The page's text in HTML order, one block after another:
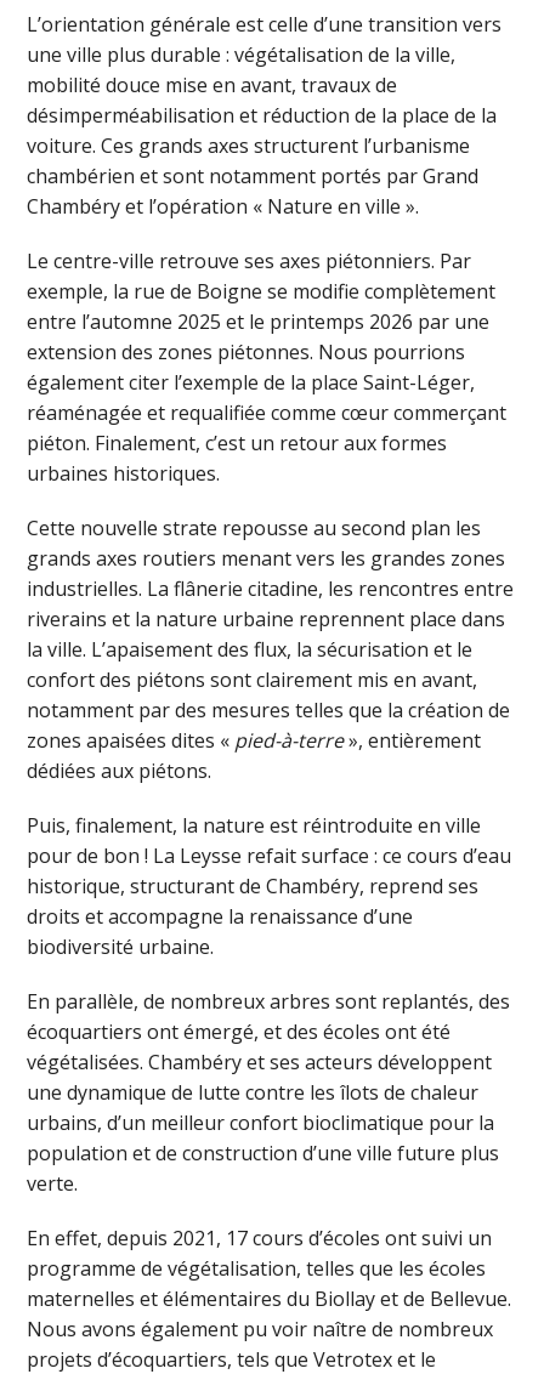
L’orientation générale est celle d’une transition vers
une ville plus durable : végétalisation de la ville,
mobilité douce mise en avant, travaux de
désimperméabilisation et réduction de la place de la
voiture. Ces grands axes structurent l’urbanisme
chambérien et sont notamment portés par Grand
Chambéry et l’opération « Nature en ville ».
Le centre-ville retrouve ses axes piétonniers. Par
exemple, la rue de Boigne se modifie complètement
entre l’automne 2025 et le printemps 2026 par une
extension des zones piétonnes. Nous pourrions
également citer l’exemple de la place Saint-Léger,
réaménagée et requalifiée comme cœur commerçant
piéton. Finalement, c’est un retour aux formes
urbaines historiques.
Cette nouvelle strate repousse au second plan les
grands axes routiers menant vers les grandes zones
industrielles. La flânerie citadine, les rencontres entre
riverains et la nature urbaine reprennent place dans
la ville. L’apaisement des flux, la sécurisation et le
confort des piétons sont clairement mis en avant,
notamment par des mesures telles que la création de
zones apaisées dites « pied-à-terre», entièrement
dédiées aux piétons.
Puis, finalement, la nature est réintroduite en ville
pour de bon ! La Leysse refait surface : ce cours d’eau
historique, structurant de Chambéry, reprend ses
droits et accompagne la renaissance d’une
biodiversité urbaine.
En parallèle, de nombreux arbres sont replantés, des
écoquartiers ont émergé, et des écoles ont été
végétalisées. Chambéry et ses acteurs développent
une dynamique de lutte contre les îlots de chaleur
urbains, d’un meilleur confort bioclimatique pour la
population et de construction d’une ville future plus
verte.
En effet, depuis 2021, 17 cours d’écoles ont suivi un
programme de végétalisation, telles que les écoles
maternelles et élémentaires du Biollay et de Bellevue.
Nous avons également pu voir naître de nombreux
projets d’écoquartiers, tels que Vetrotex et le